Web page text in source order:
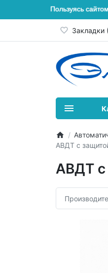
Пользуясь
Закладки
АВДТ с
АВДТ с